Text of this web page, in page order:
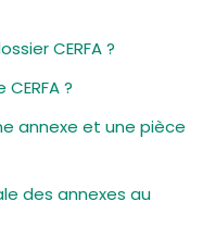
CERFA ?
?
annexe et une pièce
des annexes au